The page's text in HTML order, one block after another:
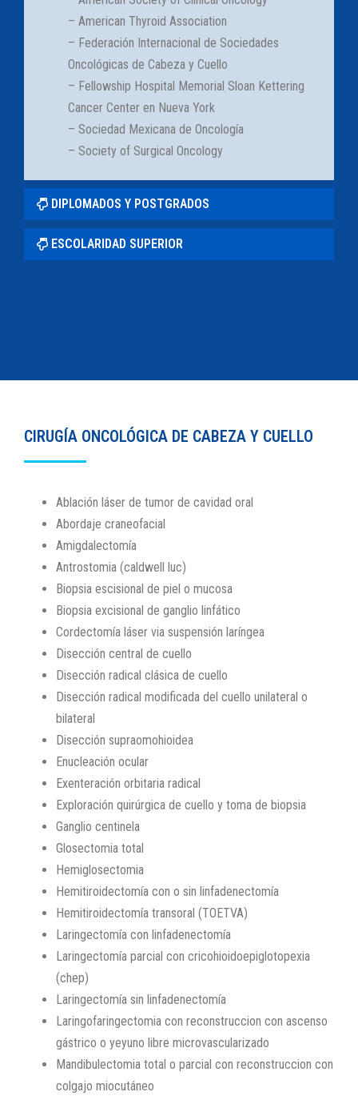
– American Thyroid Association
– Federación Internacional de Sociedades
Oncológicas de Cabeza y Cuello
– Fellowship Hospital Memorial Sloan Kettering
Cancer Center en Nueva York
– Sociedad Mexicana de Oncología
– Society of Surgical Oncology
DIPLOMADOS Y POSTGRADOS
ESCOLARIDAD SUPERIOR
CIRUGÍA ONCOLÓGICA DE CABEZA Y CUELLO
Ablación láser de tumor de cavidad oral
Abordaje craneofacial
Amigdalectomía
Antrostomia (caldwell luc)
Biopsia escisional de piel o mucosa
Biopsia excisional de ganglio linfático
Cordectomía láser via suspensión laríngea
Disección central de cuello
Disección radical clásica de cuello
Disección radical modificada del cuello unilateral o
bilateral
Disección supraomohioidea
Enucleación ocular
Exenteración orbitaria radical
Exploración quirúrgica de cuello y toma de biopsia
Ganglio centinela
Glosectomia total
Hemiglosectomia
Hemitiroidectomía con o sin linfadenectomía
Hemitiroidectomía transoral (TOETVA)
Laringectomía con linfadenectomía
Laringectomía parcial con cricohioidoepiglotopexia
(chep)
Laringectomía sin linfadenectomía
Laringofaringectomia con reconstruccion con ascenso
gástrico o yeyuno libre microvascularizado
Mandibulectomia total o parcial con reconstruccion con
colgajo miocutáneo